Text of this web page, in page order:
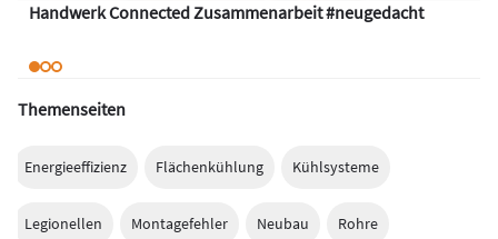
Handwerk Connected Zusammenarbeit #neugedacht
Themenseiten
Energieeffizienz Flächenkühlung Kühlsysteme
Legionellen Montagefehler Neubau Rohre